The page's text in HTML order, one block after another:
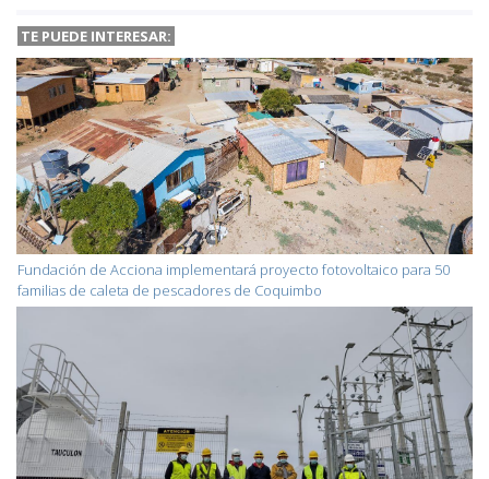
TE PUEDE INTERESAR:
Fundación de Acciona implementará proyecto fotovoltaico para 50
familias de caleta de pescadores de Coquimbo